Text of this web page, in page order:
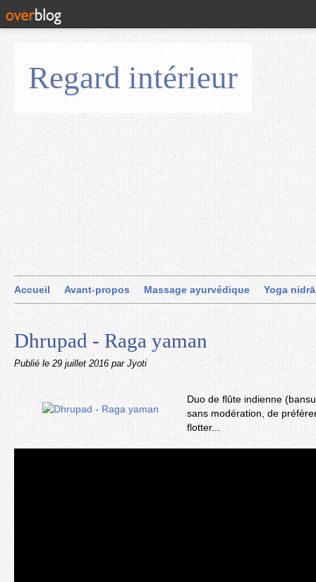
Regard intérieur
Accueil Avant-propos Massage ayurvédique Yoga nidrā
Dhrupad - Raga yaman
Publié le 29 juillet 2016 par Jyoti
Duo de flûte indienne
sans modération, de
flotter...